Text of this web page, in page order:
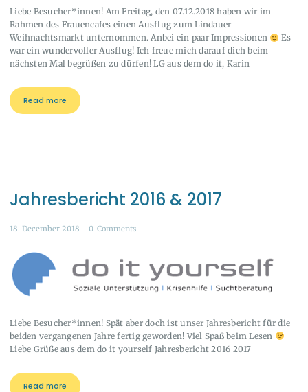
Liebe Besucher*innen! Am Freitag, den 07.12.2018 haben wir im
Rahmen des Frauencafes einen Ausflug zum Lindauer
Weihnachtsmarkt unternommen. Anbei ein paar Impressionen
Es
war ein wundervoller Ausflug! Ich freue mich darauf dich beim
nächsten Mal begrüßen zu dürfen! LG aus dem do it, Karin
Read more
Jahresbericht 2016 & 2017
18. December 2018 0 Comments
Liebe Besucher*innen! Spät aber doch ist unser Jahresbericht für die
beiden vergangenen Jahre fertig geworden! Viel Spaß beim Lesen
Liebe Grüße aus dem do it yourself Jahresbericht 2016 2017
Read more